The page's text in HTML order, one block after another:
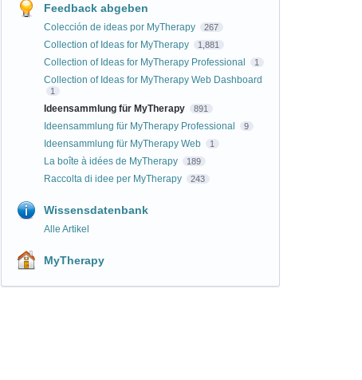
Feedback abgeben
Colección de ideas por MyTherapy 267
Collection of Ideas for MyTherapy 1,881
Collection of Ideas for MyTherapy Professional 1
Collection of Ideas for MyTherapy Web Dashboard
1
Ideensammlung für MyTherapy 891
Ideensammlung für MyTherapy Professional 9
Ideensammlung für MyTherapy Web 1
La boîte à idées de MyTherapy 189
Raccolta di idee per MyTherapy 243
Wissensdatenbank
Alle Artikel
MyTherapy